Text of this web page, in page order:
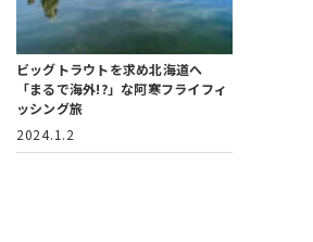
ビッグトラウトを求め北海道へ
「まるで海外!?」な阿寒フライフィ
ッシング旅
2024.1.2